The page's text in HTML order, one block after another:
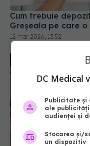
Cum trebuie
Greșeala pe care
12 mar 2026, 13:52
DC Medical
Publicitate și
ale
audienței și
Stocarea și/
un dispozitiv